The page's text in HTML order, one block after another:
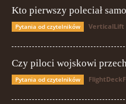
Kto pierwszy poleciał
Pytania od czytelników VerticalLift
Czy piloci wojskowi
Pytania od czytelników